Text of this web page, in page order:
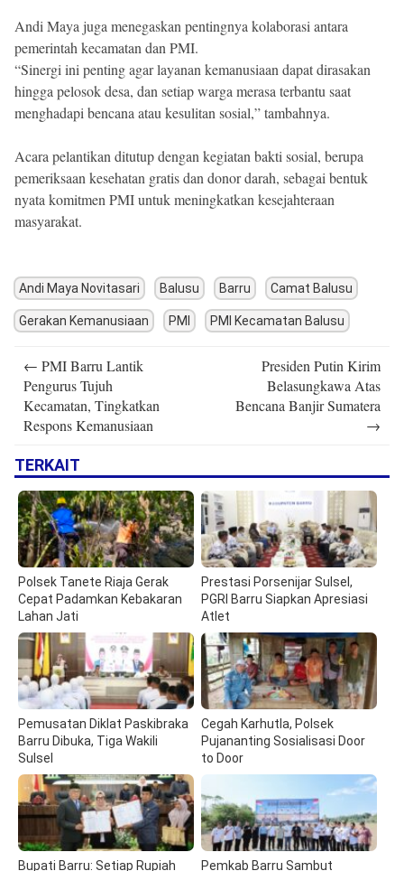
Andi Maya juga menegaskan pentingnya kolaborasi antara
pemerintah kecamatan dan PMI.
“Sinergi ini penting agar layanan kemanusiaan dapat dirasakan
hingga pelosok desa, dan setiap warga merasa terbantu saat
menghadapi bencana atau kesulitan sosial,” tambahnya.
Acara pelantikan ditutup dengan kegiatan bakti sosial, berupa
pemeriksaan kesehatan gratis dan donor darah, sebagai bentuk
nyata komitmen PMI untuk meningkatkan kesejahteraan
masyarakat.
Andi Maya Novitasari Balusu Barru Camat Balusu
Gerakan Kemanusiaan PMI PMI Kecamatan Balusu
navigation
← PMI Barru Lantik
Pengurus Tujuh
Kecamatan, Tingkatkan
Respons Kemanusiaan
Presiden Putin Kirim
Belasungkawa Atas
Bencana Banjir Sumatera
→
TERKAIT
Polsek Tanete Riaja Gerak
Cepat Padamkan Kebakaran
Lahan Jati
Prestasi Porsenijar Sulsel,
PGRI Barru Siapkan Apresiasi
Atlet
Pemusatan Diklat Paskibraka
Barru Dibuka, Tiga Wakili
Sulsel
Cegah Karhutla, Polsek
Pujananting Sosialisasi Door
to Door
Bupati Barru: Setiap Rupiah
Pemkab Barru Sambut